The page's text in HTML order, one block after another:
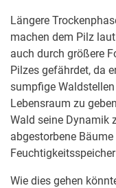
Längere
machen dem Pilz
auch durch größere
Pilzes gefährdet, da
sumpfige
Lebensraum zu
Wald seine Dynamik
abgestorbene
Wie dies gehen